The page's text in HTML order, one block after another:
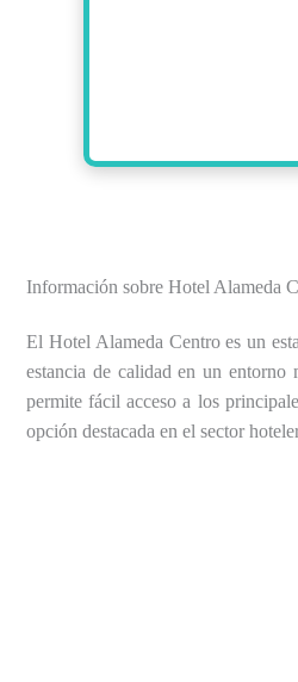
Información sobre Hotel Alameda
El Hotel Alameda Centro es un
estancia de calidad en un entorno
permite fácil acceso a los
opción destacada en el sector